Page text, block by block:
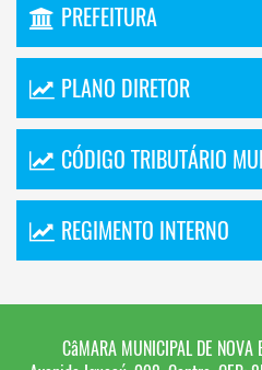
PREFEITURA
PLANO DIRETOR
CÓDIGO TRIBUTÁRIO
REGIMENTO INTERNO
CâMARA MUNICIPAL DE NOVA